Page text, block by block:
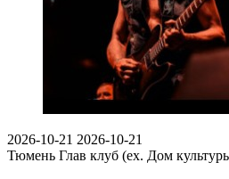
2026-10-21 2026-10-21
Тюмень Глав клуб (ex. Дом